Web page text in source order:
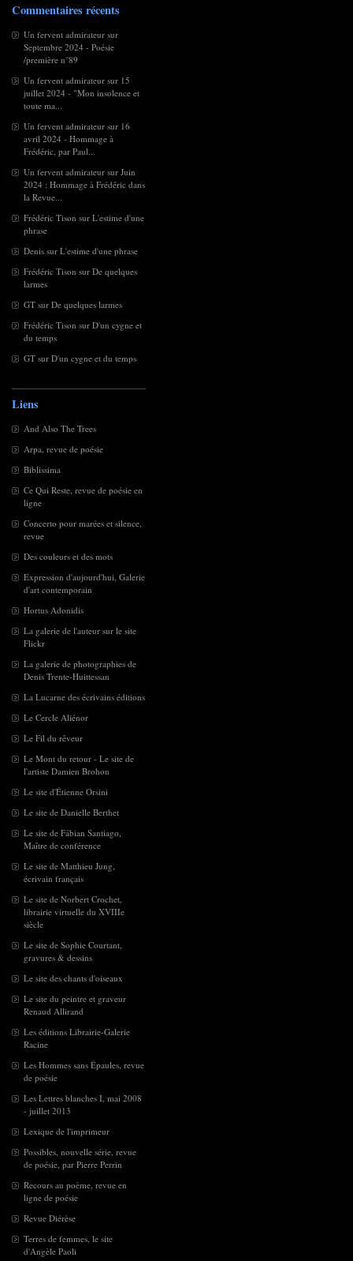
Commentaires récents
Un fervent admirateur sur
Septembre 2024 - Poésie
/première n°89
Un fervent admirateur sur 15
juillet 2024 - "Mon insolence et
toute ma...
Un fervent admirateur sur 16
avril 2024 - Hommage à
Frédéric, par Paul...
Un fervent admirateur sur Juin
2024 : Hommage à Frédéric dans
la Revue...
Frédéric Tison sur L'estime d'une
phrase
Denis sur L'estime d'une phrase
Frédéric Tison sur De quelques
larmes
GT sur De quelques larmes
Frédéric Tison sur D'un cygne et
du temps
GT sur D'un cygne et du temps
Liens
And Also The Trees
Arpa, revue de poésie
Biblissima
Ce Qui Reste, revue de poésie en
ligne
Concerto pour marées et silence,
revue
Des couleurs et des mots
Expression d'aujourd'hui, Galerie
d'art contemporain
Hortus Adonidis
La galerie de l'auteur sur le site
Flickr
La galerie de photographies de
Denis Trente-Huittessan
La Lucarne des écrivains éditions
Le Cercle Aliénor
Le Fil du rêveur
Le Mont du retour - Le site de
l'artiste Damien Brohon
Le site d'Étienne Orsini
Le site de Danielle Berthet
Le site de Fábian Santiago,
Maître de conférence
Le site de Matthieu Jung,
écrivain français
Le site de Norbert Crochet,
librairie virtuelle du XVIIIe
siècle
Le site de Sophie Courtant,
gravures & dessins
Le site des chants d'oiseaux
Le site du peintre et graveur
Renaud Allirand
Les éditions Librairie-Galerie
Racine
Les Hommes sans Épaules, revue
de poésie
Les Lettres blanches I, mai 2008
- juillet 2013
Lexique de l'imprimeur
Possibles, nouvelle série, revue
de poésie, par Pierre Perrin
Recours au poème, revue en
ligne de poésie
Revue Diérèse
Terres de femmes, le site
d'Angèle Paoli